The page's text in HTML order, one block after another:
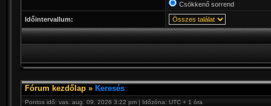
Csökkenő sorrend
Időintervallum:
Fórum kezdőlap » Keresés
Pontos idő: vas. aug. 09, 2026 3:22 pm | Időzóna: UTC + 1 óra